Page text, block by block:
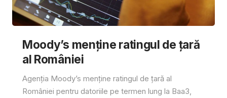
Moody’s menține ratingul de țară
al României
Agenția Moody’s menține ratingul de țară al
României pentru datoriile pe termen lung la Baa3,